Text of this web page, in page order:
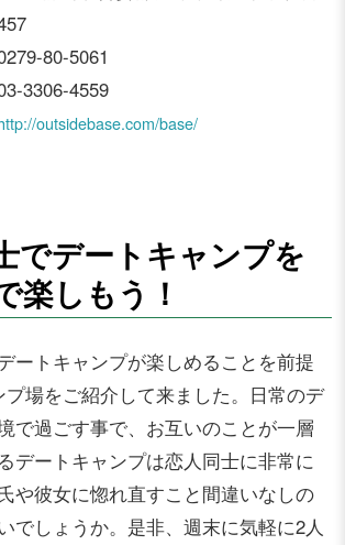
80-5061
3306-4559
outsidebase.com/base/
でデートキャンプを
楽しもう！
ートキャンプが楽しめることを前提
プ場をご紹介して来ました。日常のデ
で過ごす事で、お互いのことが一層
デートキャンプは恋人同士に非常に
や彼女に惚れ直すこと間違いなしの
でしょうか。是非、週末に気軽に2人